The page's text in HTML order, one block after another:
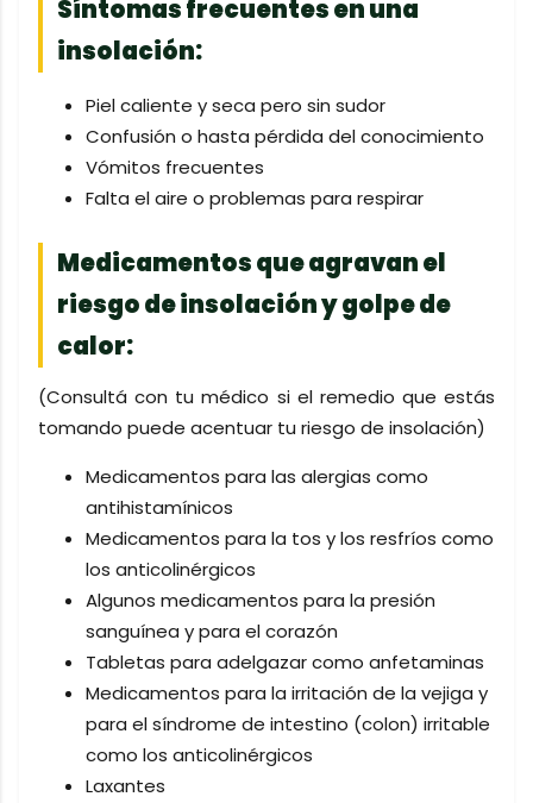
Síntomas frecuentes en una
insolación:
Piel caliente y seca pero sin sudor
Confusión o hasta pérdida del conocimiento
Vómitos frecuentes
Falta el aire o problemas para respirar
Medicamentos que agravan el
riesgo de insolación y golpe de
calor:
(Consultá con tu médico si el remedio que estás
tomando puede acentuar tu riesgo de insolación)
Medicamentos para las alergias como
antihistamínicos
Medicamentos para la tos y los resfríos como
los anticolinérgicos
Algunos medicamentos para la presión
sanguínea y para el corazón
Tabletas para adelgazar como anfetaminas
Medicamentos para la irritación de la vejiga y
para el síndrome de intestino (colon) irritable
como los anticolinérgicos
Laxantes